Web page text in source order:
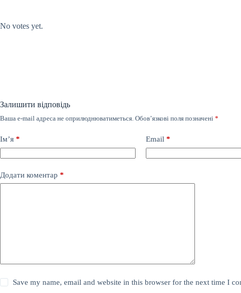
No votes yet.
Залишити відповідь
Ваша e-mail адреса не оприлюднюватиметься. Обов’язкові поля позначені *
Ім’я * Email *
Додати коментар *
Save my name, email and website in this browser for the next time I